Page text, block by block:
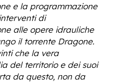
e la programmazione
di
alle opere idrauliche
il torrente Dragone.
che la vera
del territorio e dei suoi
da questo, non da